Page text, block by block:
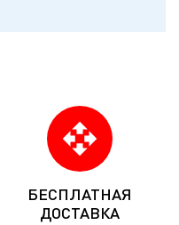
open_with
БЕСПЛАТНАЯ
ДОСТАВКА